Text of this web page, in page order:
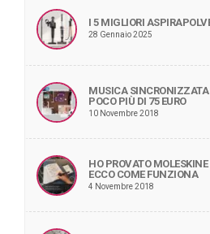
I 5 MIGLIORI
28 Gennaio 2025
MUSICA SINCRONIZZATA
POCO PIÙ DI 75 EURO
10 Novembre 2018
HO PROVATO
ECCO COME FUNZIONA
4 Novembre 2018